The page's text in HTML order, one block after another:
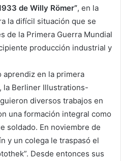
de Willy Römer”, en la
la difícil situación que se
de la Primera Guerra Mundial
producción industrial y
aprendiz en la primera
la Berliner Illustrations-
diversos trabajos en
una formación integral como
soldado. En noviembre de
y un colega le traspasó el
Desde entonces sus